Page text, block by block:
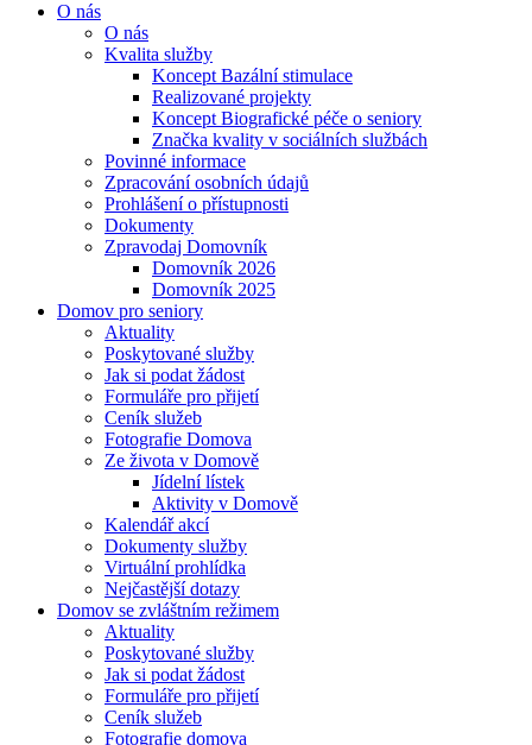
O nás
O nás
Kvalita služby
Koncept Bazální stimulace
Realizované projekty
Koncept Biografické péče o seniory
Značka kvality v sociálních službách
Povinné informace
Zpracování osobních údajů
Prohlášení o přístupnosti
Dokumenty
Zpravodaj Domovník
Domovník 2026
Domovník 2025
Domov pro seniory
Aktuality
Poskytované služby
Jak si podat žádost
Formuláře pro přijetí
Ceník služeb
Fotografie Domova
Ze života v Domově
Jídelní lístek
Aktivity v Domově
Kalendář akcí
Dokumenty služby
Virtuální prohlídka
Nejčastější dotazy
Domov se zvláštním režimem
Aktuality
Poskytované služby
Jak si podat žádost
Formuláře pro přijetí
Ceník služeb
Fotografie domova